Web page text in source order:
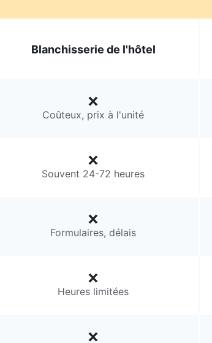
Blanchisserie de l'hôtel
Coûteux, prix à l'unité
Souvent 24-72 heures
Formulaires, délais
Heures limitées